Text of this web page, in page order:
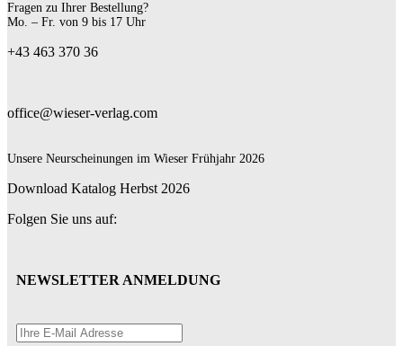
Fragen zu Ihrer Bestellung?
Mo. – Fr. von 9 bis 17 Uhr
+43 463 370 36
office@wieser-verlag.com
Unsere Neurscheinungen im Wieser Frühjahr 2026
Download Katalog Herbst 2026
Folgen Sie uns auf:
NEWSLETTER ANMELDUNG